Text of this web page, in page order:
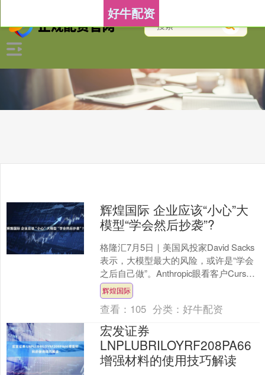
好牛配资
辉煌国际 企业应该“小心”大
模型“学会然后抄袭”?
格隆汇7月5日｜美国风投家David Sacks
表示，大模型最大的风险，或许是“学会
之后自己做”。Anthropic眼看客户Cursor
将Claude推成爆款编....
辉煌国际
查看： 105 分类：好牛配资
宏发证券
LNPLUBRILOYRF208PA66
增强材料的使用技巧解读